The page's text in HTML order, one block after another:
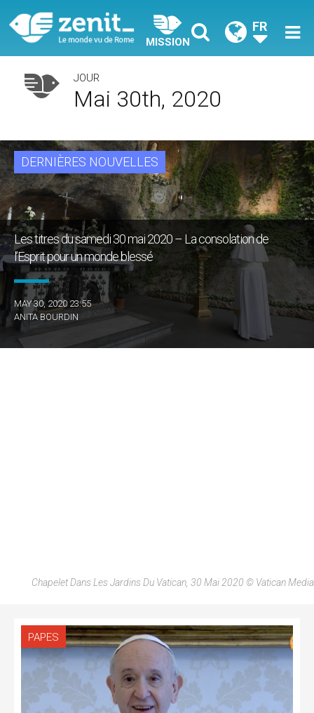
MISSION
FR
JOUR
Mai 30th, 2020
DERNIÈRES NOUVELLES
Les titres du samedi 30 mai 2020 – La consolation de
l’Esprit pour un monde blessé
MAY 30, 2020 23:55
ANITA BOURDIN
Chapelet Dans Les Jardins Du Vatican, 30 Mai 2020 © Vatican Media
PAPES